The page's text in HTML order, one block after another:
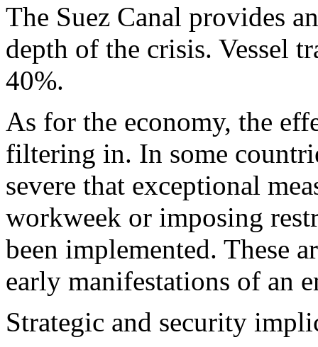
The Suez Canal provides
depth of the crisis. Vessel
40%.
As for the economy, the
filtering in. In some
severe that exceptional
workweek or imposing
been implemented. These
early manifestations of an
Strategic and security